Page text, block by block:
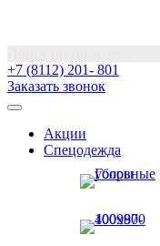
+7 (8112) 201- 801
Заказать звонок
Акции
Спецодежда